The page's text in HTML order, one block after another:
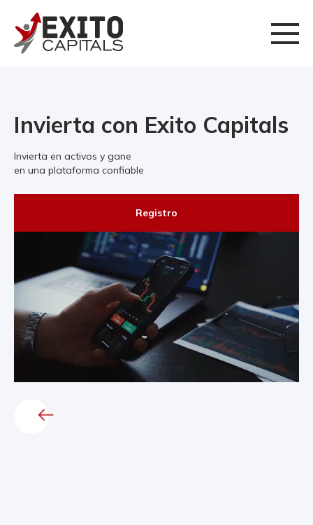
Invierta con Exito Capitals
Invierta en activos y gane
en una plataforma confiable
Registro